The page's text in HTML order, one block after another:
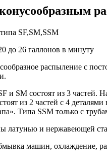
SF,SM,SSM
до 26 галлонов в минуту
распыление с
и SM состоят из 3 частей.
из 2 частей с 4
Типа SSM только с
латунью и нержавеющей
машин, охлаждение,